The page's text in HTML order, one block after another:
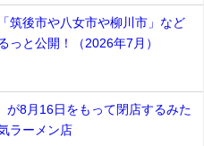
筑後市や八女市や柳川市」など
っと公開！（2026年7月）
が8月16日をもって閉店するみた
ラーメン店